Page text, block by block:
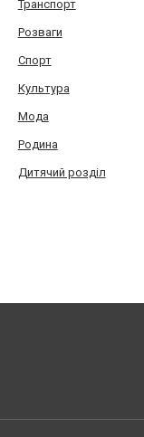
Транспорт
Розваги
Спорт
Культура
Мода
Родина
Дитячий розділ